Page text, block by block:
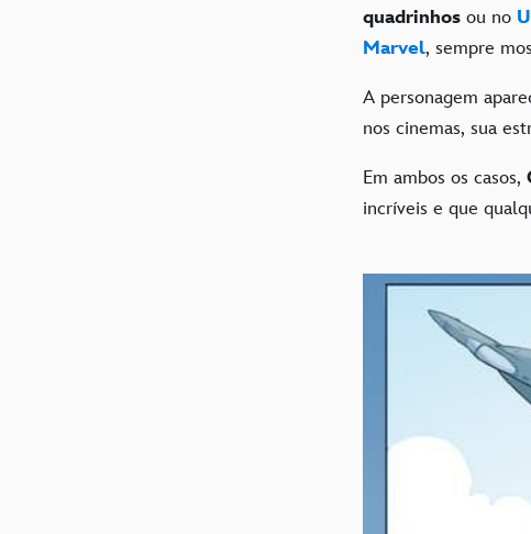
quadrinhos ou no
Marvel, sempre
A personagem
nos cinemas, sua
Em ambos os casos,
incríveis e que